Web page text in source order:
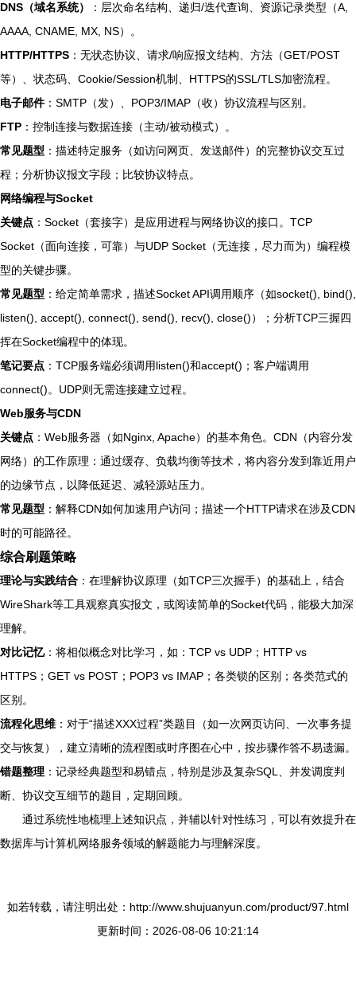
DNS（域名系统）
：层次命名结构、递归/迭代查询、资源记录类型（A,
AAAA, CNAME, MX, NS）。
HTTP/HTTPS ：无状态协议、请求/响应报文结构、方法（GET/POST
等）、状态码、Cookie/Session机制、HTTPS的SSL/TLS加密流程。
电子邮件：SMTP（发）、POP3/IMAP（收）协议流程与区别。
FTP ：控制连接与数据连接（主动/被动模式）。
常见题型 ：描述特定服务（如访问网页、发送邮件）的完整协议交互过
程；分析协议报文字段；比较协议特点。
网络编程与Socket
关键点 ：Socket（套接字）是应用进程与网络协议的接口。TCP
Socket（面向连接，可靠）与UDP Socket（无连接，尽力而为）编程模
型的关键步骤。
常见题型 ：给定简单需求，描述Socket API调用顺序（如socket(), bind(),
listen(), accept(), connect(), send(), recv(), close()）；分析TCP三握四
挥在Socket编程中的体现。
笔记要点 ：TCP服务端必须调用listen()和accept()；客户端调用
connect()。UDP则无需连接建立过程。
Web服务与CDN
关键点 ：Web服务器（如Nginx, Apache）的基本角色。CDN（内容分发
网络）的工作原理：通过缓存、负载均衡等技术，将内容分发到靠近用户
的边缘节点，以降低延迟、减轻源站压力。
常见题型 ：解释CDN如何加速用户访问；描述一个HTTP请求在涉及CDN
时的可能路径。
综合刷题策略
理论与实践结合 ：在理解协议原理（如TCP三次握手）的基础上，结合
WireShark等工具观察真实报文，或阅读简单的Socket代码，能极大加深
理解。
对比记忆：将相似概念对比学习，如：TCP vs UDP；HTTP vs
HTTPS；GET vs POST；POP3 vs IMAP；各类锁的区别；各类范式的
区别。
流程化思维 ：对于“描述XXX过程”类题目（如一次网页访问、一次事务提
交与恢复），建立清晰的流程图或时序图在心中，按步骤作答不易遗漏。
错题整理 ：记录经典题型和易错点，特别是涉及复杂SQL、并发调度判
断、协议交互细节的题目，定期回顾。
通过系统性地梳理上述知识点，并辅以针对性练习，可以有效提升在
数据库与计算机网络服务领域的解题能力与理解深度。
如若转载，请注明出处：http://www.shujuanyun.com/product/97.html
更新时间：2026-08-06 10:21:14